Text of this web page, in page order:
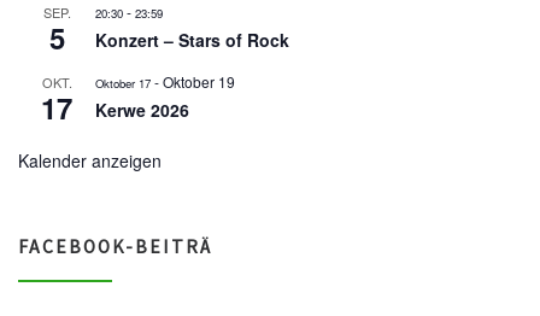
SEP.
5
20:30 - 23:59
Konzert – Stars of Rock
OKT.
17
Oktober 17 -Oktober 19
Kerwe 2026
Kalender anzeigen
FACEBOOK-BEITRÄ